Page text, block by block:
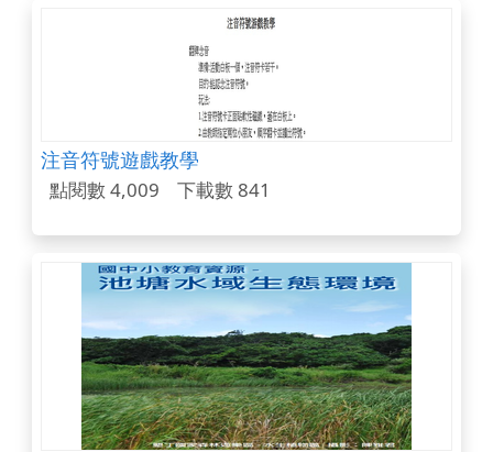
注音符號遊戲教學
點閱數 4,009 下載數 841